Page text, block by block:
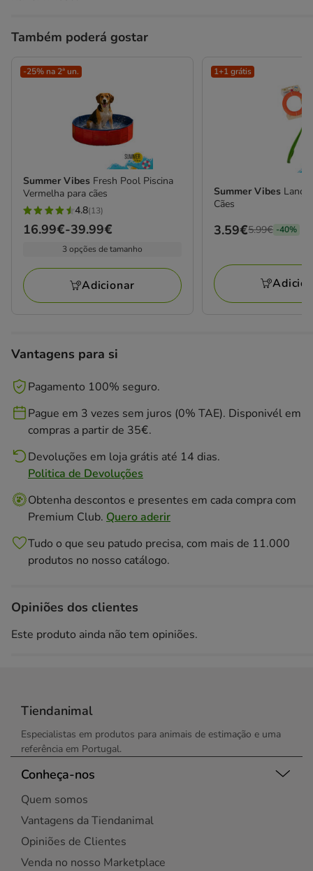
Também poderá gostar
-25% na 2ª un.
Summer Vibes Fresh Pool Piscina
Vermelha para cães
4.8
estrelas
13
avaliações
4.8(13)
Preço
a
39.99€
16.99€-39.99€
3 opções de tamanho
Adicionar
1+1 grátis
Summer Vibes Lança
Cães
Preço
5.99€,
está
a
3.59€5.99€ -40%
Vantagens para si
Pagamento 100% seguro.
Pague em 3 vezes sem juros (0% TAE). Disponivél em
compras a partir de 35€.
Devoluções em loja grátis até 14 dias.
Politica de Devoluções
Obtenha descontos e presentes em cada compra com
Premium Club. Quero aderir
Tudo o que seu patudo precisa, com mais de 11.000
produtos no nosso catálogo.
Opiniões dos clientes
Este produto ainda não tem opiniões.
Tiendanimal
Especialistas em produtos para animais de estimação e uma
referência em Portugal.
Conheça-nos
Quem somos
Vantagens da Tiendanimal
Opiniões de Clientes
Venda no nosso Marketplace